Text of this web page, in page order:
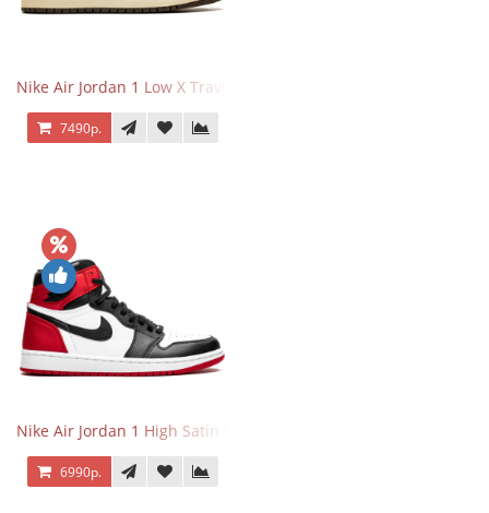
Nike Air Jordan 1 Low X Travis Scott Reverse Mocha
7490р.
Nike Air Jordan 1 High Satin Black Toe
6990р.